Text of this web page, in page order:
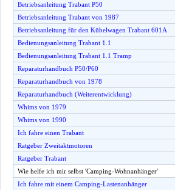
Betriebsanleitung Trabant P50
Betriebsanleitung Trabant von 1987
Betriebsanleitung für den Kübelwagen Trabant 601A
Bedienungsanleitung Trabant 1.1
Bedienungsanleitung Trabant 1.1 Tramp
Reparaturhandbuch P50/P60
Reparaturhandbuch von 1978
Reparaturhandbuch (Weiterentwicklung)
Whims von 1979
Whims von 1990
Ich fahre einen Trabant
Ratgeber Zweitaktmotoren
Ratgeber Trabant
Wie helfe ich mir selbst 'Camping-Wohnanhänger'
Ich fahre mit einem Camping-Lastenanhänger